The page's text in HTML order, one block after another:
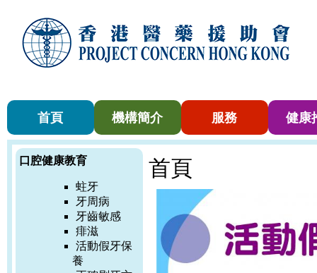
首頁 機構簡介 服務 健康
口腔健康教育
蛀牙
牙周病
牙齒敏感
痱滋
活動假牙保
養
首頁